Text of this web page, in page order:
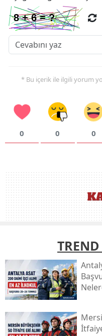
* Bu içerik ile ilgili yorum
0 0 0